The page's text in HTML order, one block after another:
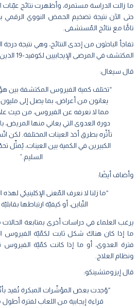
ما زالت الدراسة مستمرة، وأظهرت نتائج عيّنات
حتى الآن نتيجة تضخيم الحمض النووي الرقمي
تامًّا مع نتائج المّستشفى.
تفاجأ الباحثون من إحدى النتائج، وهي نتيجة
المكتشف في المرضى الإيجابيين لكوفيد-19 الذين يصلون للفحص الجانبي.
قال سيغال:
“تختلف كمية الفيروس المكتشفة بين
يعانون من أعراض، بما يصل إلى مليون
مما لا نعرفه عن الفيروس، من حيث
دورة العدوى التي يعاني منها المريض،
تأثّره بطرق أخذ العينات المختلفة. لكن
الكبيرين في الكمية بين العينات، يُمثِّل
السليم.”
وأضاف أيضًا:
“ما زلنا لا نعرف المّعنى الإكلينيكي لهذه
التّباين، أو كيفيّة ارتباطها
يرغب العلماء في دراسات أخرى بمتابعة
ما إذا كان هناك شكل ثابت لكمّيّة الفيروس
فترة العدوى، أو ما إذا كانت كمّيّة
ونظام العلاج.
قال إيزومتشينكو:
“وُجدت بعض المؤشّرات المبكرة تُفيد
قراءة إيجابية من اللعاب لفترة